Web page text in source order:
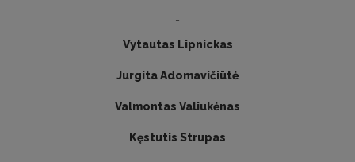
-
Vytautas Lipnickas
Jurgita Adomavičiūtė
Valmontas Valiukėnas
Kęstutis Strupas